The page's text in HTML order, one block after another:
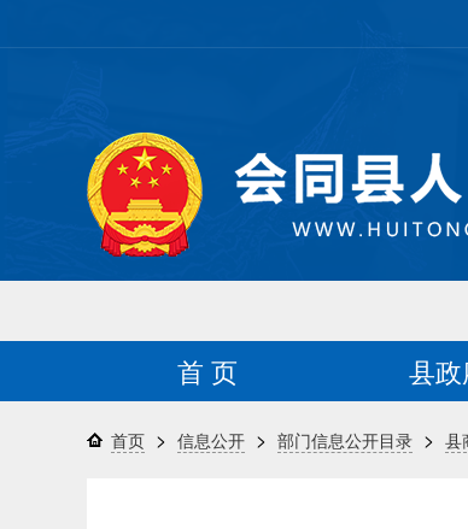
首 页 县
首页 > 信息公开 > 部门信息公开目录 > 县